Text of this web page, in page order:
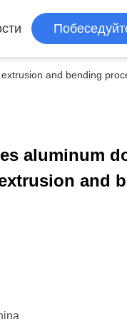
and bending
aluminum
and